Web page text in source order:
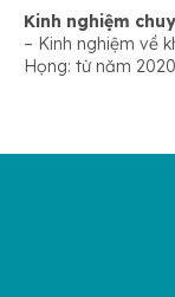
Kinh nghiệm
– Kinh nghiệm về
Họng: từ năm